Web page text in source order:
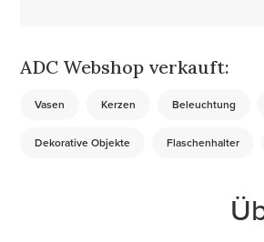
ADC Webshop verkauft:
Vasen Kerzen Beleuchtung
Dekorative Objekte Flaschenhalter